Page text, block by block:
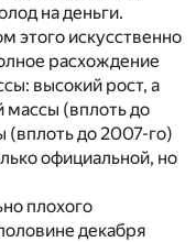
на деньги.
этого искусственно
расхождение
высокий рост, а
массы (вплоть до
(вплоть до 2007-го)
официальной, но
плохого
декабря